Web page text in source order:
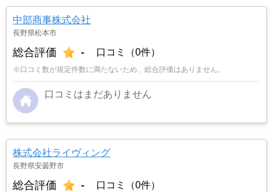
中部商事株式会社
長野県松本市
総合評価 - 口コミ（0件）
※口コミ数が規定件数に満たないため、総合評価はありません。
口コミはまだありません
株式会社ライヴィング
長野県安曇野市
総合評価 - 口コミ（0件）